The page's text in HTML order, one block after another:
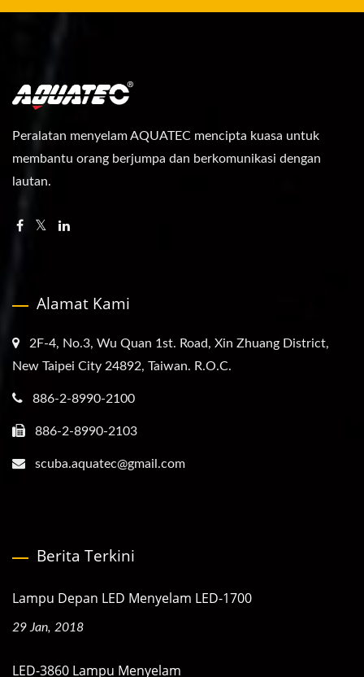
Peralatan menyelam AQUATEC mencipta kuasa untuk
membantu orang berjumpa dan berkomunikasi dengan
lautan.
Alamat Kami
2F-4, No.3, Wu Quan 1st. Road, Xin Zhuang District,
New Taipei City 24892, Taiwan. R.O.C.
886-2-8990-2100
886-2-8990-2103
scuba.aquatec@gmail.com
Berita Terkini
Lampu Depan LED Menyelam LED-1700
29 Jan, 2018
LED-3860 Lampu Menyelam